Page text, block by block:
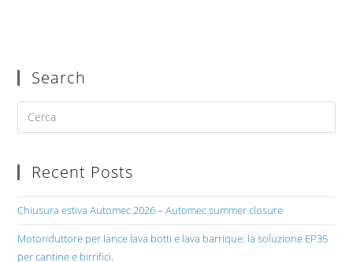
Search
Recent Posts
Chiusura estiva Automec 2026 – Automec summer closure
Motoriduttore per lance lava botti e lava barrique: la soluzione EP35
per cantine e birrifici.